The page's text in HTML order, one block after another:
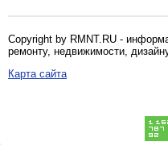
Copyright by RMNT.RU -
ремонту, недвижимости,
Карта сайта